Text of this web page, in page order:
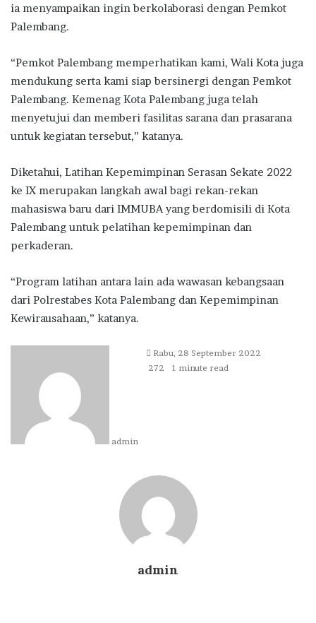
ia menyampaikan ingin berkolaborasi dengan Pemkot
Palembang.
“Pemkot Palembang memperhatikan kami, Wali Kota juga
mendukung serta kami siap bersinergi dengan Pemkot
Palembang. Kemenag Kota Palembang juga telah
menyetujui dan memberi fasilitas sarana dan prasarana
untuk kegiatan tersebut,” katanya.
Diketahui, Latihan Kepemimpinan Serasan Sekate 2022
ke IX merupakan langkah awal bagi rekan-rekan
mahasiswa baru dari IMMUBA yang berdomisili di Kota
Palembang untuk pelatihan kepemimpinan dan
perkaderan.
“Program latihan antara lain ada wawasan kebangsaan
dari Polrestabes Kota Palembang dan Kepemimpinan
Kewirausahaan,” katanya.
admin
Send
an
Rabu, 28 September 2022
272
1 minute read
admin